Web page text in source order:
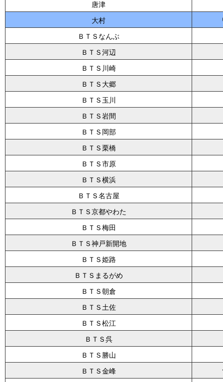
唐津
大村
ＢＴＳなんぶ
ＢＴＳ河辺
ＢＴＳ川崎
ＢＴＳ大郷
ＢＴＳ玉川
ＢＴＳ岩間
ＢＴＳ岡部
ＢＴＳ栗橋
ＢＴＳ市原
ＢＴＳ横浜
ＢＴＳ名古屋
ＢＴＳ京都やわた
ＢＴＳ梅田
ＢＴＳ神戸新開地
ＢＴＳ姫路
ＢＴＳまるがめ
ＢＴＳ朝倉
ＢＴＳ土佐
ＢＴＳ松江
ＢＴＳ呉
ＢＴＳ勝山
ＢＴＳ金峰